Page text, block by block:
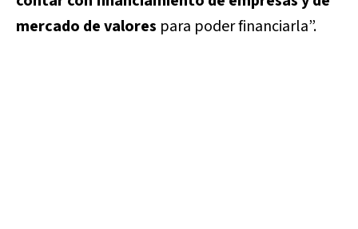
mercado de valores para poder financiarla”.